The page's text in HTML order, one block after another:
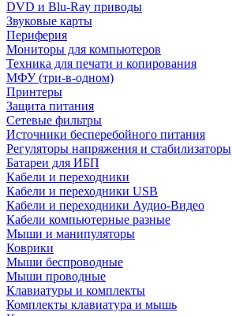
DVD и Blu-Ray приводы
Звуковые карты
Периферия
Мониторы для компьютеров
Техника для печати и копирования
МФУ (три-в-одном)
Принтеры
Защита питания
Сетевые фильтры
Источники бесперебойного питания
Регуляторы напряжения и стабилизаторы
Батареи для ИБП
Кабели и переходники
Кабели и переходники USB
Кабели и переходники Аудио-Видео
Кабели компьютерные разные
Мыши и манипуляторы
Коврики
Мыши беспроводные
Мыши проводные
Клавиатуры и комплекты
Комплекты клавиатура и мышь